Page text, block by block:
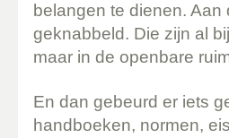
belangen te dienen.
geknabbeld. Die zijn al
maar in de openbare
En dan gebeurd er iets
handboeken, normen,